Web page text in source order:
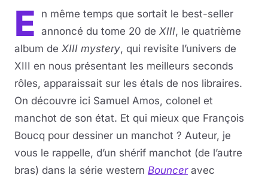
E
n même temps que sortait le best-seller
annoncé du tome 20 de XIII, le quatrième
album de XIII mystery, qui revisite l’univers de
XIII en nous présentant les meilleurs seconds
rôles, apparaissait sur les étals de nos libraires.
On découvre ici Samuel Amos, colonel et
manchot de son état. Et qui mieux que François
Boucq pour dessiner un manchot ? Auteur, je
vous le rappelle, d’un shérif manchot (de l’autre
bras) dans la série western Bounceravec